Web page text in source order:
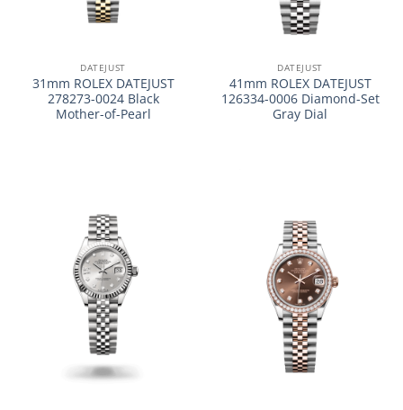
DATEJUST
31mm ROLEX DATEJUST
278273-0024 Black
Mother-of-Pearl
DATEJUST
41mm ROLEX DATEJUST
126334-0006 Diamond-Set
Gray Dial